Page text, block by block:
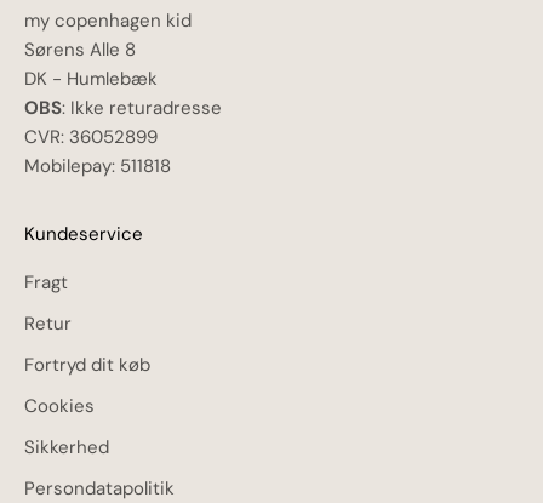
my copenhagen kid
Sørens Alle 8
DK - Humlebæk
OBS: Ikke returadresse
CVR: 36052899
Mobilepay: 511818
Kundeservice
Fragt
Retur
Fortryd dit køb
Cookies
Sikkerhed
Persondatapolitik